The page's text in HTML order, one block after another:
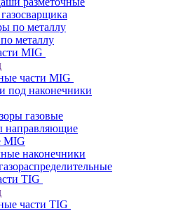
по металлу
металлу
MIG
части MIG
под наконечники
газовые
направляющие
MIG
наконечники
TIG
части TIG